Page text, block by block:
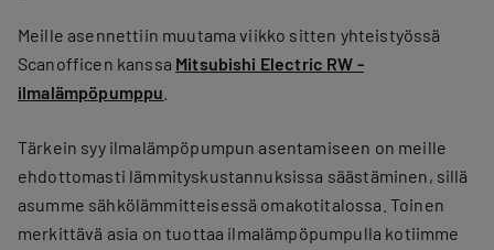
Meille asennettiin muutama viikko sitten yhteistyössä
Scanofficen kanssa Mitsubishi Electric RW -
ilmalämpöpumppu
Tärkein syy ilmalämpöpumpun asentamiseen on meille
ehdottomasti lämmityskustannuksissa säästäminen, sillä
asumme sähkölämmitteisessä omakotitalossa. Toinen
merkittävä asia on tuottaa ilmalämpöpumpulla kotiimme